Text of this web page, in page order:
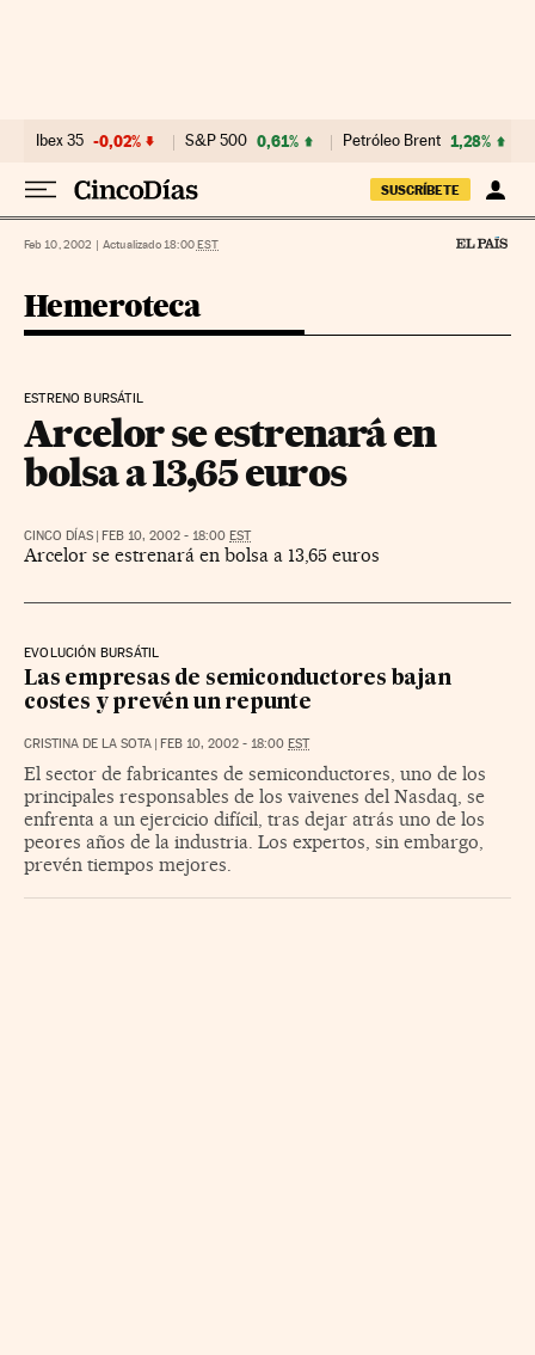
Ibex 35 -0,02% S&P 500 0,61% Petróleo Brent 1,28%
SUSCRÍBETE
Feb 10, 2002 | Actualizado 18:00EST
Hemeroteca
ESTRENO BURSÁTIL
Arcelor se estrenará en
bolsa a 13,65 euros
CINCO DÍAS | FEB 10, 2002 - 18:00 EST
Arcelor se estrenará en bolsa a 13,65 euros
EVOLUCIÓN BURSÁTIL
Las empresas de semiconductores bajan
costes y prevén un repunte
CRISTINA DE LA SOTA | FEB 10, 2002 - 18:00 EST
El sector de fabricantes de semiconductores, uno de los
principales responsables de los vaivenes del Nasdaq, se
enfrenta a un ejercicio difícil, tras dejar atrás uno de los
peores años de la industria. Los expertos, sin embargo,
prevén tiempos mejores.